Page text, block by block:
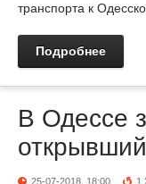
транспорта к
Подробнее
В Одессе
25-07-2018, 18:00 1